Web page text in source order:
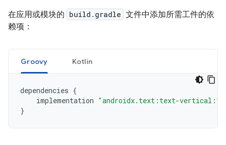
在应用或模块的 build.gradle 文件中添加所需工件的依
赖项：
Groovy Kotlin
dependencies {
implementation "androidx.text:text-
}